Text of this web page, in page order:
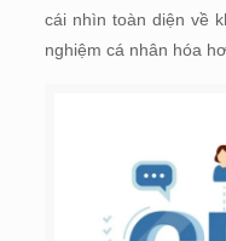
cái nhìn toàn diện về
nghiệm cá nhân hóa